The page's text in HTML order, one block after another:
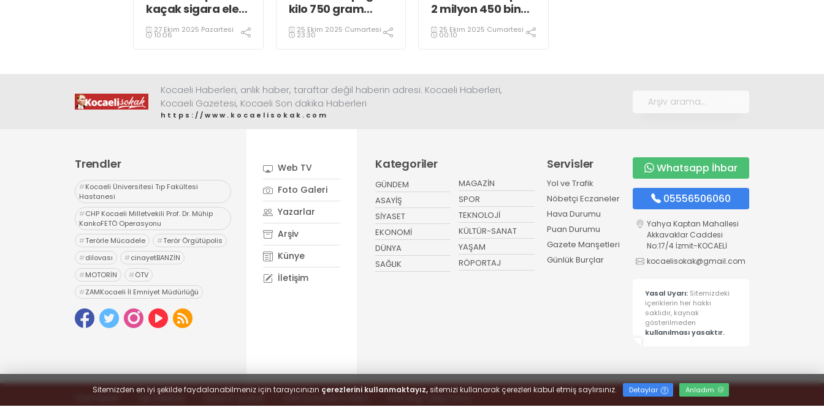
kaçak sigara ele
geçirildi
27 Ekim 2025 Pazartesi
10:06
kilo 750 gram
eroin buldu
25 Ekim 2025 Cumartesi
23:30
2 milyon 450 bin
TL’lik kaçak ürün
ele geçirdi
25 Ekim 2025 Cumartesi
00:10
Kocaeli Haberleri, anlık haber, taraftar değil haberin adresi. Kocaeli Haberleri,
Kocaeli Gazetesi, Kocaeli Son dakika Haberleri
https://www.kocaelisokak.com
Trendler
#Kocaeli Üniversitesi Tıp Fakültesi
Hastanesi
#CHP Kocaeli Milletvekili Prof. Dr. Mühip
KankoFETÖ Operasyonu
#Terörle Mücadele #Terör Örgütüpolis
#dilovası #cinayetBANZİN
#MOTORİN #ÖTV
#ZAMKocaeli İl Emniyet Müdürlüğü
#Uyuşturucu # uyarıcı madde ticareti
# hapis
Web TV
Foto Galeri
Yazarlar
Arşiv
Künye
İletişim
Kategoriler
GÜNDEM
ASAYİŞ
SİYASET
EKONOMİ
DÜNYA
SAĞLIK
MAGAZİN
SPOR
TEKNOLOJİ
KÜLTÜR-SANAT
YAŞAM
RÖPORTAJ
Servisler
Yol ve Trafik
Nöbetçi Eczaneler
Hava Durumu
Puan Durumu
Gazete Manşetleri
Günlük Burçlar
Whatsapp İhbar
05556506060
Yahya Kaptan Mahallesi
Akkavaklar Caddesi
No:17/4 İzmit-KOCAELİ
kocaelisokak@gmail.com
Yasal Uyarı: Sitemizdeki
içeriklerin her hakkı
saklıdır, kaynak
gösterilmeden
kullanılması yasaktır.
Sitemizden en iyi şekilde faydalanabilmeniz için tarayıcınızın çerezlerini kullanmaktayız,sitemizi kullanarak çerezleri kabul etmiş saylırsınız. Detaylar Anladım